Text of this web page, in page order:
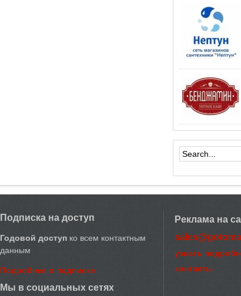
Форма
Подписка на доступ
Годовой доступ ко всем контактным
данным
Подробнее о подписке
Мы в социальных сетях
Реклама на
узнать
контакты